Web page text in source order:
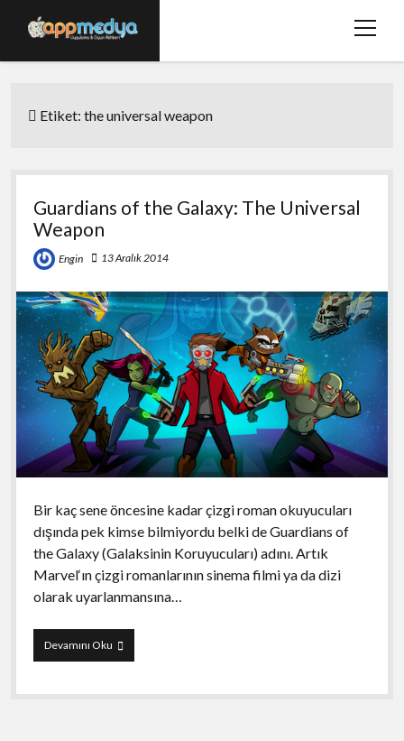
menüyü
Hakkımızda
twitterfacebook
Etiket:the universal weapon
Guardians of the Galaxy: The Universal
Weapon
Engin 13 Aralık 2014
Bir kaç sene öncesine kadar çizgi roman okuyucuları
dışında pek kimse bilmiyordu belki de Guardians of
the Galaxy (Galaksinin Koruyucuları) adını. Artık
Marvel‘ın çizgi romanlarının sinema filmi ya da dizi
olarak uyarlanmansına…
Devamını OkuGuardians
of
Galaxy: